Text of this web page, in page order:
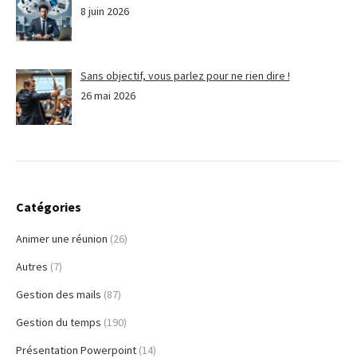
8 juin 2026
Sans objectif, vous parlez pour ne rien dire !
26 mai 2026
Catégories
Animer une réunion (26)
Autres (7)
Gestion des mails (87)
Gestion du temps (190)
Présentation Powerpoint (14)